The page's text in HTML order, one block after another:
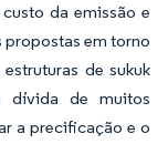
da emissão e
em torno
de sukuk
dívida de muitos
a precificação e o